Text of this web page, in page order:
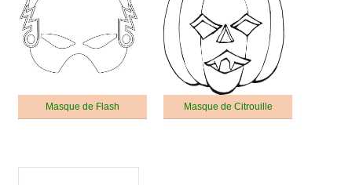
Masque de Flash Masque de Citrouille